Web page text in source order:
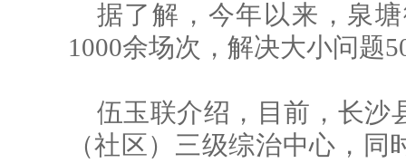
据了解，今年以来，泉
1000余场次，解决大小问题
伍玉联介绍，目前，长沙
（社区）三级综治中心，